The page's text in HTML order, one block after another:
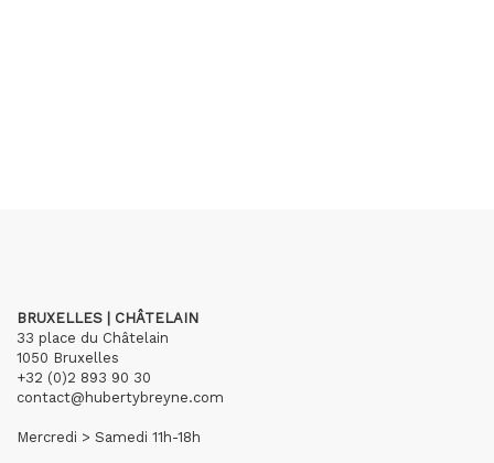
BRUXELLES | CHÂTELAIN
33 place du Châtelain
1050 Bruxelles
+32 (0)2 893 90 30
contact@hubertybreyne.com
Mercredi > Samedi 11h-18h